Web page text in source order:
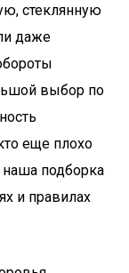
стеклянную
даже
выбор по
еще плохо
подборка
и правилах